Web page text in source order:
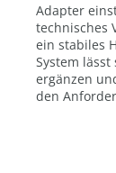
Adapter
technisches
ein stabiles
System
ergänzen
den